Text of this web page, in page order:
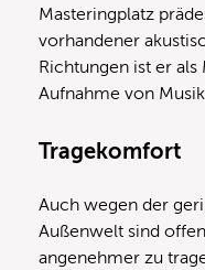
Masteringplatz
vorhandener
Richtungen ist er
Aufnahme von
Tragekomfort
Auch wegen der
Außenwelt sind
angenehmer zu